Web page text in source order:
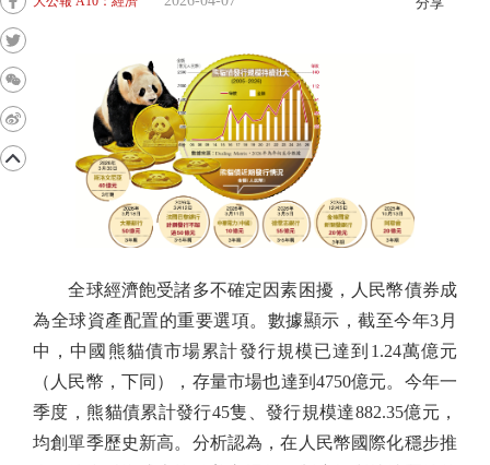
分享
全球經濟飽受諸多不確定因素困擾，人民幣債券成
為全球資產配置的重要選項。數據顯示，截至今年3月
中，中國熊貓債市場累計發行規模已達到1.24萬億元
（人民幣，下同），存量市場也達到4750億元。今年一
季度，熊貓債累計發行45隻、發行規模達882.35億元，
均創單季歷史新高。分析認為，在人民幣國際化穩步推